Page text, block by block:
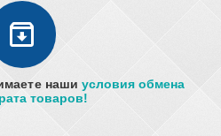
наши условия обмена
товаров!